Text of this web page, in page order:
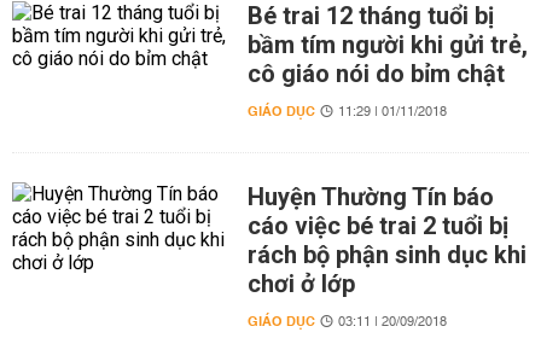
Bé trai 12 tháng tuổi bị
bầm tím người khi gửi trẻ,
cô giáo nói do bỉm chật
GIÁO DỤC 11:29 | 01/11/2018
Huyện Thường Tín báo
cáo việc bé trai 2 tuổi bị
rách bộ phận sinh dục khi
chơi ở lớp
GIÁO DỤC 03:11 | 20/09/2018